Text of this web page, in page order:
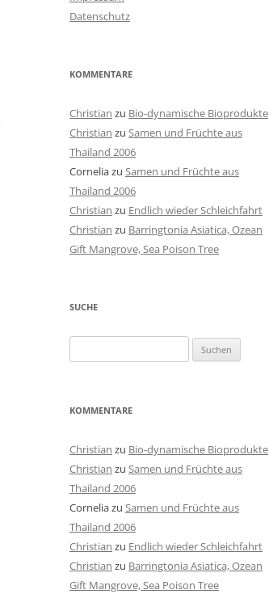
Datenschutz
KOMMENTARE
Christian zu Bio-dynamische Bioprodukte
Christian zu Samen und Früchte aus
Thailand 2006
Corneliazu Samen und Früchte aus
Thailand 2006
Christian zu Endlich wieder Schleichfahrt
Christian zu Barringtonia Asiatica, Ozean
Gift Mangrove, Sea Poison Tree
SUCHE
nach:
KOMMENTARE
Christian zu Bio-dynamische Bioprodukte
Christian zu Samen und Früchte aus
Thailand 2006
Corneliazu Samen und Früchte aus
Thailand 2006
Christian zu Endlich wieder Schleichfahrt
Christian zu Barringtonia Asiatica, Ozean
Gift Mangrove, Sea Poison Tree